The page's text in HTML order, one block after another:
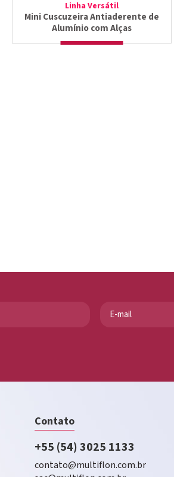
Linha Versátil
Mini Cuscuzeira Antiaderente de
Alumínio com Alças
Contato
+55 (54) 3025 1133
contato@multiflon.com.br